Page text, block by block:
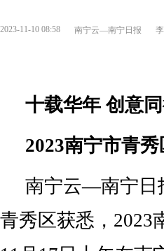
2023-11-10 08:58 南宁云—南宁日报
十载华年 创意
2023南宁市青
南宁云—南宁日
青秀区获悉，2023